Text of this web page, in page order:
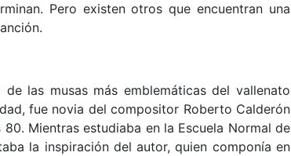
Pero existen otros que encuentran una
las musas más emblemáticas del vallenato
fue novia del compositor Roberto Calderón
Mientras estudiaba en la Escuela Normal de
la inspiración del autor, quien componía en